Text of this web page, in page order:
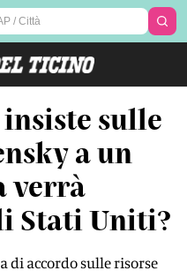
sulle
a un
verrà
Stati Uniti?
di accordo sulle risorse